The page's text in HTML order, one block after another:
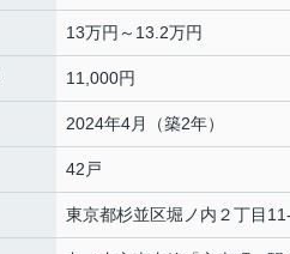
13万円～13.2万円
11,000円
2024年4月（築2年）
42戸
東京都杉並区堀ノ内 ２丁目